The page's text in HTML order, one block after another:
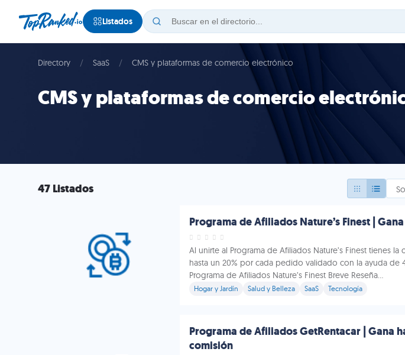
Listados
Directory SaaS CMS y plataformas de comercio electrónico
CMS y plataformas de comercio
47 Listados
Programa de Afiliados Nature’s Finest |
Al unirte al Programa de Afiliados Nature’s Finest tienes
hasta un 20% por cada pedido validado con la ayuda de
Programa de Afiliados Nature’s Finest Breve Reseña...
Hogar y Jardín Salud y Belleza SaaS Tecnología
Programa de Afiliados GetRentacar | Gana
comisión